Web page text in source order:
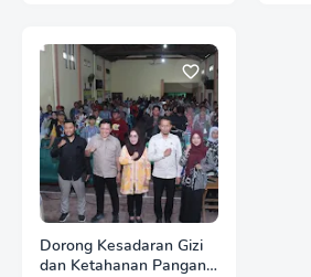
Masyarakat
Dorong Kesadaran Gizi
dan Ketahanan Pangan